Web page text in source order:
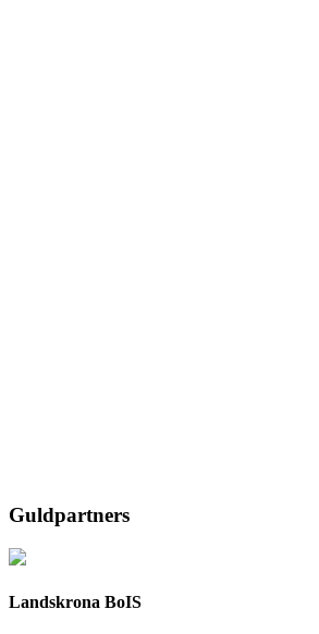
Guldpartners
Landskrona BoIS